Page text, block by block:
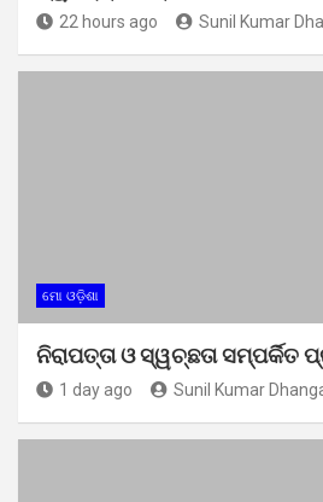
22 hours ago Sunil Kumar
ମୋ ଓଡ଼ିଶା
ନିରାପତ୍ତା ଓ ସ୍ୱଚ୍ଛତା
1 day ago Sunil Kumar